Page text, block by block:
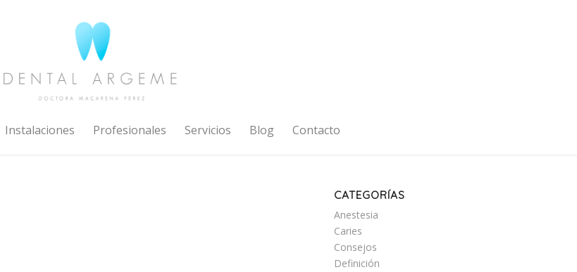
Instalaciones Profesionales Servicios Blog Contacto
CATEGORÍAS
Anestesia
Caries
Consejos
Definición